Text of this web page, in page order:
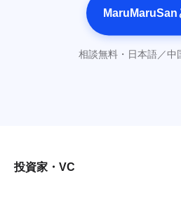
MaruMaruSan
相談無料・日本語／中
投資家・VC